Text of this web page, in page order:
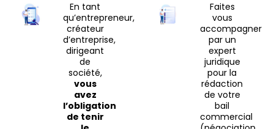
En tant
qu’entrepreneur,
créateur
d’entreprise,
dirigeant
de
société,
vous
avez
l’obligation
de tenir
Faites
vous
accompagner
par un
expert
juridique
pour la
rédaction
de votre
bail
commercial